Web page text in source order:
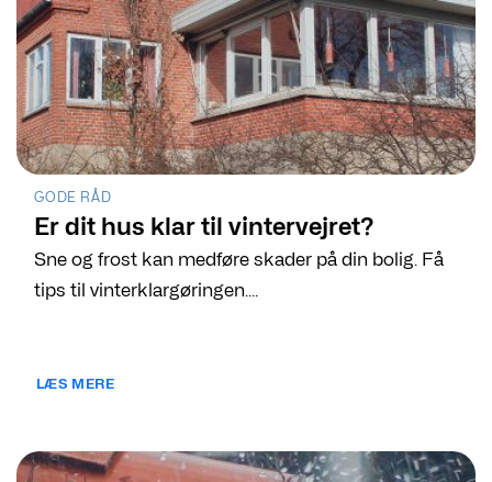
GODE RÅD
Er dit hus klar til vintervejret?
Sne og frost kan medføre skader på din bolig. Få
tips til vinterklargøringen....
LÆS MERE